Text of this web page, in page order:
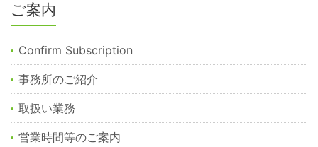
ご案内
Confirm Subscription
事務所のご紹介
取扱い業務
営業時間等のご案内